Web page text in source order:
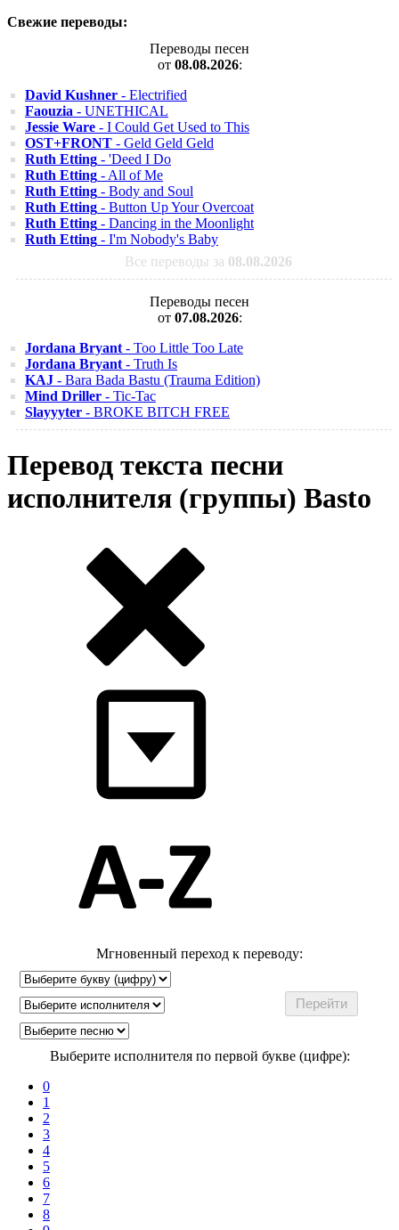
Свежие переводы:
Переводы песен
от 08.08.2026:
David Kushner - Electrified
Faouzia - UNETHICAL
Jessie Ware - I Could Get Used to This
OST+FRONT - Geld Geld Geld
Ruth Etting - 'Deed I Do
Ruth Etting - All of Me
Ruth Etting - Body and Soul
Ruth Etting - Button Up Your Overcoat
Ruth Etting - Dancing in the Moonlight
Ruth Etting - I'm Nobody's Baby
Все переводы за 08.08.2026
Переводы песен
от 07.08.2026:
Jordana Bryant - Too Little Too Late
Jordana Bryant - Truth Is
KAJ - Bara Bada Bastu (Trauma Edition)
Mind Driller - Tic-Tac
Slayyyter - BROKE BITCH FREE
Перевод текста песни
исполнителя (группы) Basto
Мгновенный переход к переводу:
Выберите исполнителя по первой букве (цифре):
0
1
2
3
4
5
6
7
8